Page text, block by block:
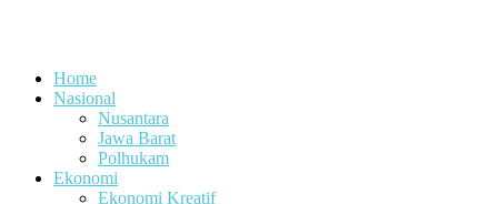
Home
Nasional
Nusantara
Jawa Barat
Polhukam
Ekonomi
Ekonomi Kreatif